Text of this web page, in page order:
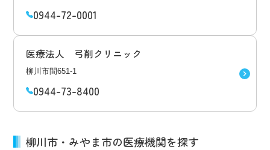
0944-72-0001
医療法人 弓削クリニック
柳川市間651-1
0944-73-8400
柳川市・みやま市の医療機関を探す